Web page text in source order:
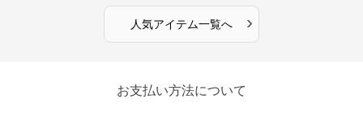
人気アイテム一覧へ ›
お支払い方法について